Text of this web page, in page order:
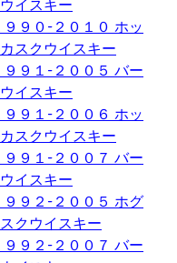
イスキー
９０-２０１０ ホッ
スクウイスキー
９１-２００５ バー
イスキー
９１-２００６ ホッ
スクウイスキー
９１-２００７ バー
イスキー
９２-２００５ ホグ
クウイスキー
９２-２００７ バー